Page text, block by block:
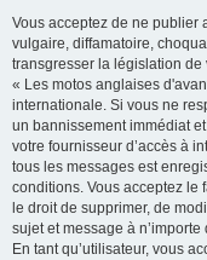
Vous acceptez de ne publier
vulgaire, diffamatoire,
transgresser la législation
« Les motos anglaises
internationale. Si vous ne
un bannissement immédiat
votre fournisseur d’accès à
tous les messages est
conditions. Vous acceptez le
le droit de supprimer, de
sujet et message à
En tant qu’utilisateur, vous